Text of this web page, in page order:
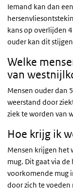
Iemand kan dan
kans op overlijden
ouder kan dit
Welke
van
Mensen ouder dan
weerstand door
ziek te worden van
Hoe krijg ik
Mensen krijgen het
mug. Dit gaat via
voorkomende mug
door zich te voeden